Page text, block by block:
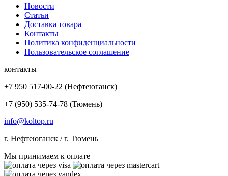
Tunga
Unigrip
Uniroyal
Viatti
Vittos
Vredestein
Wanli
Warrior
WestLake
Wideway
WindForce
Новости
Статьи
Доставка товара
Контакты
Политика конфиденциальности
Пользовательское соглашение
контакты
+7 950 517-00-22 (Нефтеюганск)
+7 (950) 535-74-78 (Тюмень)
info@koltop.ru
г. Нефтеюганск / г. Тюмень
Мы принимаем к оплате